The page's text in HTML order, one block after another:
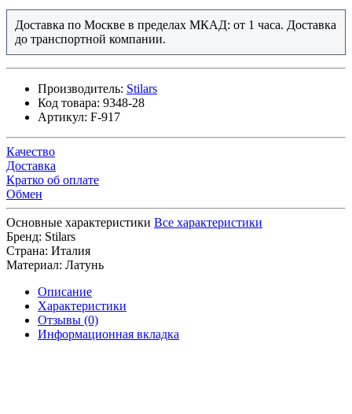
Доставка по Москве в пределах МКАД: от 1 часа. Доставка
до транспортной компании.
Производитель: Stilars
Код товара: 9348-28
Артикул: F-917
Качество
Доставка
Кратко об оплате
Обмен
Основные характеристики Все характеристики
Бренд: Stilars
Страна: Италия
Материал: Латунь
Описание
Характеристики
Отзывы (0)
Информационная вкладка